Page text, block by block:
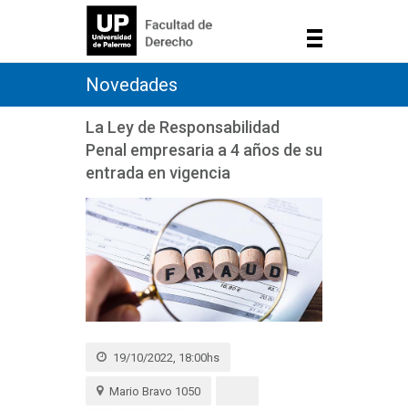
Novedades
La Ley de Responsabilidad
Penal empresaria a 4 años de su
entrada en vigencia
19/10/2022, 18:00hs
Mario Bravo 1050